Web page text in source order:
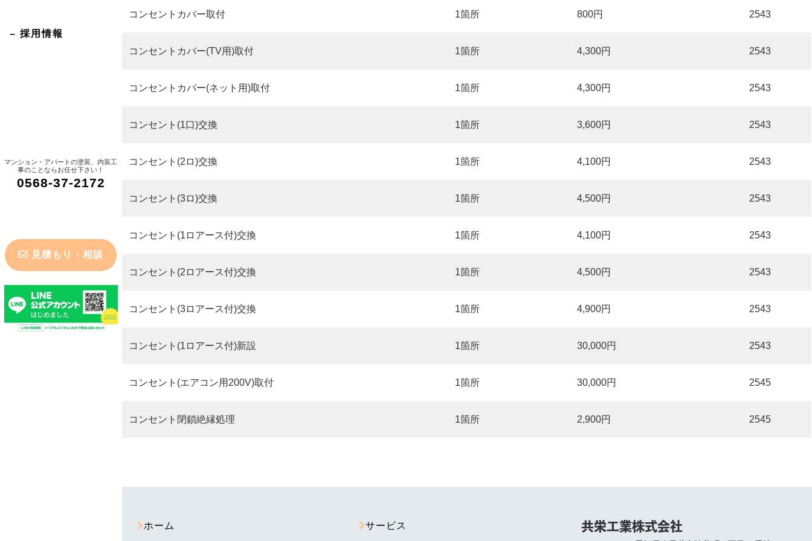
– 採用情報
マンション・アパートの塗装、内装工
事のことならお任せ下さい！
0568-37-2172
見積もり・相談
コンセントカバー取付 1箇所 800円 2543
コンセントカバー(TV用)取付 1箇所 4,300円 2543
コンセントカバー(ネット用)取付 1箇所 4,300円 2543
コンセント(1口)交換 1箇所 3,600円 2543
コンセント(2ロ)交換 1箇所 4,100円 2543
コンセント(3ロ)交換 1箇所 4,500円 2543
コンセント(1ロアース付)交換 1箇所 4,100円 2543
コンセント(2ロアース付)交換 1箇所 4,500円 2543
コンセント(3ロアース付)交換 1箇所 4,900円 2543
コンセント(1ロアース付)新設 1箇所 30,000円 2543
コンセント(エアコン用200V)取付 1箇所 30,000円 2545
コンセント閉鎖絶縁処理 1箇所 2,900円 2545
ホーム サービス 共栄工業株式会社